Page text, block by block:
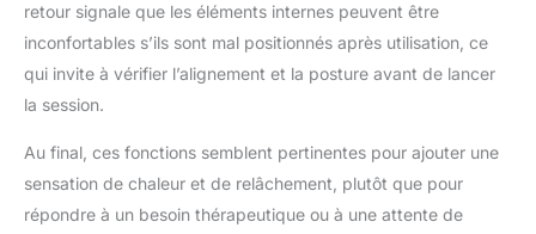
retour signale que les éléments internes peuvent être
inconfortables s’ils sont mal positionnés après utilisation, ce
qui invite à vérifier l’alignement et la posture avant de lancer
la session.
Au final, ces fonctions semblent pertinentes pour ajouter une
sensation de chaleur et de relâchement, plutôt que pour
répondre à un besoin thérapeutique ou à une attente de